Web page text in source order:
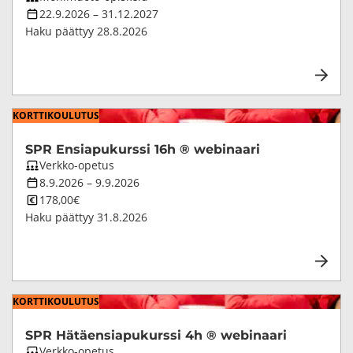
opetustapa
Koulutuksen
kesto
22.9.2026 – 31.12.2027
Haku päättyy 28.8.2026
KORT­TI­KOU­LU­TUS
SPR En­sia­pu­kurs­si 16h ® webinaari
Koulutuksen
opetustapa
Verkko-opetus
Koulutuksen
kesto
8.9.2026 – 9.9.2026
Koulutuksen
hinta
178,00€
Haku päättyy 31.8.2026
KORT­TI­KOU­LU­TUS
SPR Hä­täen­sia­pu­kurs­si 4h ® webinaari